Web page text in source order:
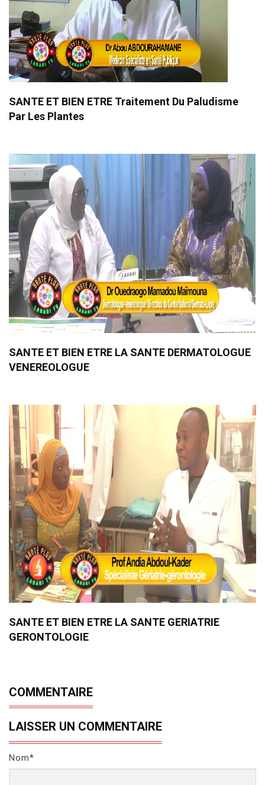
SANTE ET BIEN ETRE Traitement Du Paludisme
Par Les Plantes
SANTE ET BIEN ETRE LA SANTE DERMATOLOGUE
VENEREOLOGUE
SANTE ET BIEN ETRE LA SANTE GERIATRIE
GERONTOLOGIE
COMMENTAIRE
LAISSER UN COMMENTAIRE
Nom*